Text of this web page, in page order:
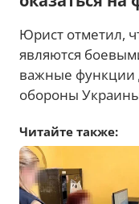
Юрист отметил,
являются
важные функции
обороны
Читайте также: